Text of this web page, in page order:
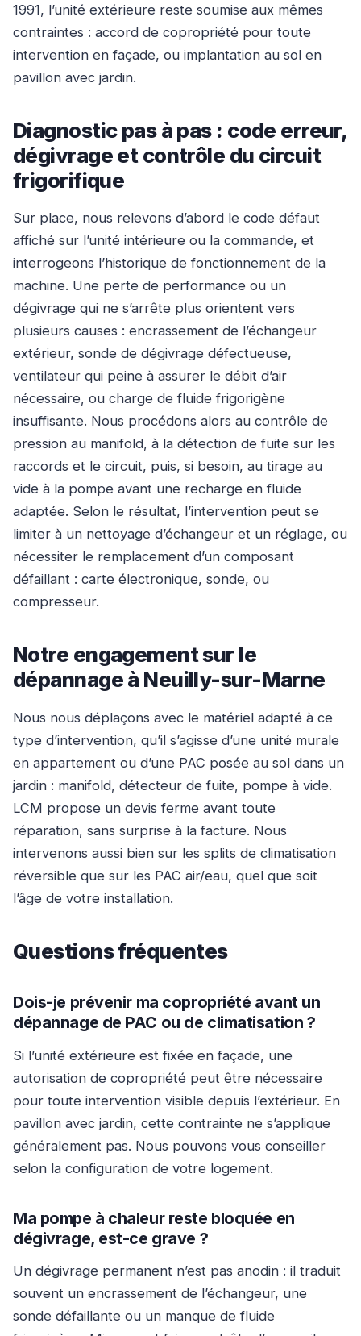
1991, l’unité extérieure reste soumise aux mêmes
contraintes : accord de copropriété pour toute
intervention en façade, ou implantation au sol en
pavillon avec jardin.
Diagnostic pas à pas : code erreur,
dégivrage et contrôle du circuit
frigorifique
Sur place, nous relevons d’abord le code défaut
affiché sur l’unité intérieure ou la commande, et
interrogeons l’historique de fonctionnement de la
machine. Une perte de performance ou un
dégivrage qui ne s’arrête plus orientent vers
plusieurs causes : encrassement de l’échangeur
extérieur, sonde de dégivrage défectueuse,
ventilateur qui peine à assurer le débit d’air
nécessaire, ou charge de fluide frigorigène
insuffisante. Nous procédons alors au contrôle de
pression au manifold, à la détection de fuite sur les
raccords et le circuit, puis, si besoin, au tirage au
vide à la pompe avant une recharge en fluide
adaptée. Selon le résultat, l’intervention peut se
limiter à un nettoyage d’échangeur et un réglage, ou
nécessiter le remplacement d’un composant
défaillant : carte électronique, sonde, ou
compresseur.
Notre engagement sur le
dépannage à Neuilly-sur-Marne
Nous nous déplaçons avec le matériel adapté à ce
type d’intervention, qu’il s’agisse d’une unité murale
en appartement ou d’une PAC posée au sol dans un
jardin : manifold, détecteur de fuite, pompe à vide.
LCM propose un devis ferme avant toute
réparation, sans surprise à la facture. Nous
intervenons aussi bien sur les splits de climatisation
réversible que sur les PAC air/eau, quel que soit
l’âge de votre installation.
Questions fréquentes
Dois-je prévenir ma copropriété avant un
dépannage de PAC ou de climatisation ?
Si l’unité extérieure est fixée en façade, une
autorisation de copropriété peut être nécessaire
pour toute intervention visible depuis l’extérieur. En
pavillon avec jardin, cette contrainte ne s’applique
généralement pas. Nous pouvons vous conseiller
selon la configuration de votre logement.
Ma pompe à chaleur reste bloquée en
dégivrage, est-ce grave ?
Un dégivrage permanent n’est pas anodin : il traduit
souvent un encrassement de l’échangeur, une
sonde défaillante ou un manque de fluide